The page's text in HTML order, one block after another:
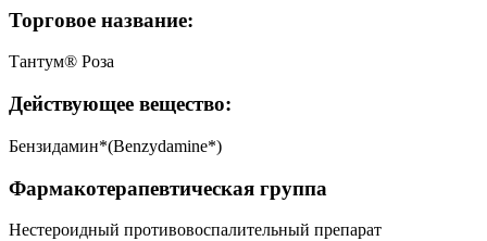
Торговое название:
Тантум® Роза
Действующее вещество:
Бензидамин*(Benzydamine*)
Фармакотерапевтическая группа
Нестероидный противовоспалительный препарат